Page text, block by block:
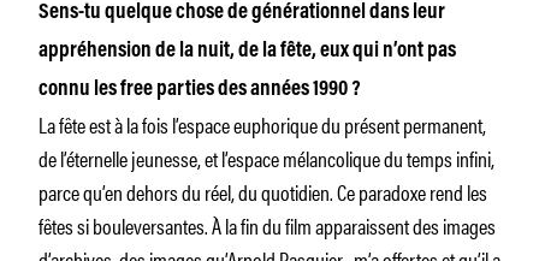
Sens-tu quelque chose de générationnel dans leur
appréhension de la nuit, de la fête, eux qui n’ont pas
connu les free parties des années 1990 ?
La fête est à la fois l’espace euphorique du présent permanent,
de l’éternelle jeunesse, et l’espace mélancolique du temps infini,
parce qu’en dehors du réel, du quotidien. Ce paradoxe rend les
fêtes si bouleversantes. À la fin du film apparaissent des images